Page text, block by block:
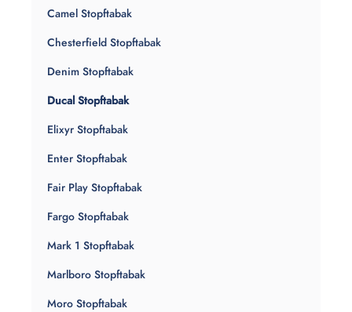
Camel Stopftabak
Chesterfield Stopftabak
Denim Stopftabak
Ducal Stopftabak
Elixyr Stopftabak
Enter Stopftabak
Fair Play Stopftabak
Fargo Stopftabak
Mark 1 Stopftabak
Marlboro Stopftabak
Moro Stopftabak